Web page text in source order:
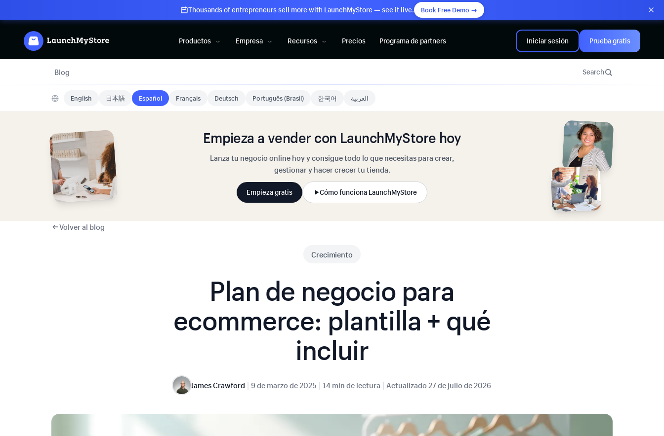
Thousands of entrepreneurs sell more with LaunchMyStore — see it live. Book Free Demo →
Productos Empresa Recursos Precios Programa de partners Iniciar sesión Prueba gratis
Blog Search
English 日本語 Español Français Deutsch Português (Brasil) 한국어 العربية
Empieza a vender con LaunchMyStore hoy
Lanza tu negocio online hoy y consigue todo lo que necesitas para crear,
gestionar y hacer crecer tu tienda.
Empieza gratis Cómo funciona LaunchMyStore
Volver al blog
Crecimiento
Plan de negocio para
ecommerce: plantilla + qué
incluir
James Crawford | 9 de marzo de 2025 | 14 min de lectura | Actualizado 27 de julio de 2026